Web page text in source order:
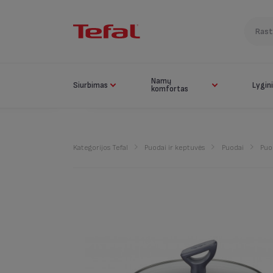
Siurbimas
Namų
komfortas
Kategorijos Tefal Puodai ir keptuvės Puodai